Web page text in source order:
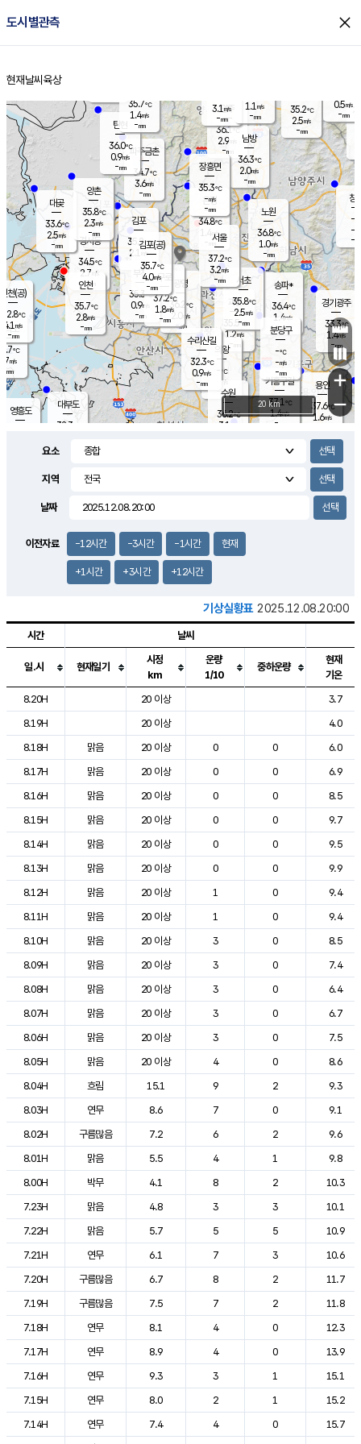
도시별관측 close
홈
현재날씨 육상
의도
℃
m/s
mm
영흥도
양주
36.1℃
2.9
-mm
과천
35.5℃
1.2m/s
- mm
용인
37.6℃
1.6m/s
경기광주
33.3℃
1.4m/s
-mm
2.6m/s
대부도
32.3
경서동
34.5℃
2.7 m/s
-mm
파주금촌
34.7℃
3.6m/s
-mm
35.2℃
2.5m/s
-mm
대곶
33.6℃
2.5m/s
-mm
창
-
-m/
-
탄현
36.0℃
0.9m/s
-mm
0.5m/s
-mm
의왕
- ℃
m/s
mm
김포
35.2℃
2.1 m/s
mm
광명
36.2 ℃
2.0 m/s
-mm
부천
35.3℃
0.9m/s
-mm
양촌
35.8℃
2.3m/s
-mm
구로
37.2℃
1.8m/s
-mm
은평
34.8℃
1.4 m/s
- mm
노원
36.8℃
1.0m/s
-mm
송파*
36.4℃
1.4m/s
-mm
서초
35.8℃
2.5m/s
-mm
남방
36.3℃
2.0m/s
-mm
기흥구갈
37.1℃
1.4m/s
-
수리산길
32.3℃
0.9m/s
-mm
분당구
-℃
-m/s
-mm
장흥면
35.3℃
-m/s
-mm
3.1 m/s
-mm
인천(공)
32.8℃
4.1 m/s
-mm
김포(공)
35.7℃
4.0m/s
-mm
수원
36.2℃
3.1 m/s
인천
35.7℃
2.8m/s
-mm
서울
37.2℃
3.2m/s
-mm
35.7℃
1.4m/s
-mm
1.1 m/s
-mm
+
−
20 km
요소
지역
날짜
이전자료 -12시간 -3시간 -1시간 현재
+1시간 +3시간 +12시간
기상실황표 2025.12.08.20:00
도시별 기상실황표로 지점, 날씨, 기온, 강수, 바람, 기압등을 안내한 표입
시간 날씨
일.시 현재일기
시정
km
운량
1/10
중하운량
현재
기온
8.20H
20 이상
3.7
8.19H
20 이상
4.0
8.18H
맑음 20 이상 0 0
6.0
8.17H
맑음 20 이상 0 0
6.9
8.16H
맑음 20 이상 0 0
8.5
8.15H
맑음 20 이상 0 0
9.7
8.14H
맑음 20 이상 0 0
9.5
8.13H
맑음 20 이상 0 0
9.9
8.12H
맑음 20 이상 1 0
9.4
8.11H
맑음 20 이상 1 0
9.4
8.10H
맑음 20 이상 3 0
8.5
8.09H
맑음 20 이상 3 0
7.4
8.08H
맑음 20 이상 3 0
6.4
8.07H
맑음 20 이상 3 0
6.7
8.06H
맑음 20 이상 3 0
7.5
8.05H
맑음 20 이상 4 0
8.6
8.04H
흐림 15.1 9 2
9.3
8.03H
연무 8.6 7 0
9.1
8.02H
구름많음 7.2 6 2
9.6
8.01H
맑음 5.5 4 1
9.8
8.00H
박무 4.1 8 2
10.3
7.23H
맑음 4.8 3 3
10.1
7.22H
맑음 5.7 5 5
10.9
7.21H
연무 6.1 7 3
10.6
7.20H
구름많음 6.7 8 2
11.7
7.19H
구름많음 7.5 7 2
11.8
7.18H
연무 8.1 4 0
12.3
7.17H
연무 8.9 4 0
13.9
7.16H
연무 9.3 3 1
15.1
7.15H
연무 8.0 2 1
15.2
7.14H
연무 7.4 4 0
15.7